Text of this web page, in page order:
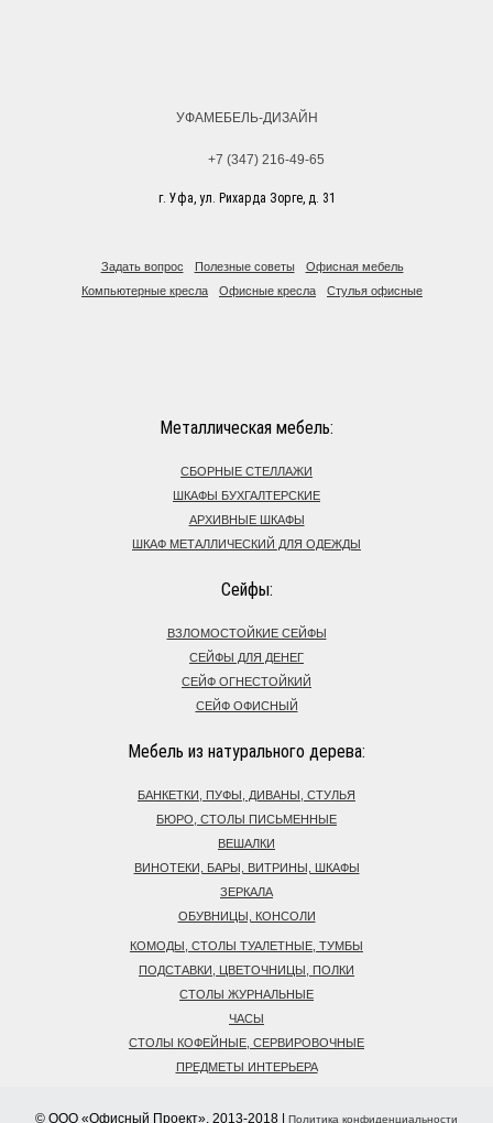
УФАМЕБЕЛЬ-ДИЗАЙН
+7 (347) 216-49-65
г. Уфа, ул. Рихарда Зорге, д. 31
Задать вопрос Полезные советы
Офисная мебель
Компьютерные кресла
Офисные кресла Стулья офисные
Металлическая мебель:
СБОРНЫЕ СТЕЛЛАЖИ
ШКАФЫ БУХГАЛТЕРСКИЕ
АРХИВНЫЕ ШКАФЫ
ШКАФ МЕТАЛЛИЧЕСКИЙ ДЛЯ ОДЕЖДЫ
Сейфы:
ВЗЛОМОСТОЙКИЕ СЕЙФЫ
СЕЙФЫ ДЛЯ ДЕНЕГ
СЕЙФ ОГНЕСТОЙКИЙ
СЕЙФ ОФИСНЫЙ
Мебель из натурального дерева:
БАНКЕТКИ, ПУФЫ, ДИВАНЫ, СТУЛЬЯ
БЮРО, СТОЛЫ ПИСЬМЕННЫЕ
ВЕШАЛКИ
ВИНОТЕКИ, БАРЫ, ВИТРИНЫ, ШКАФЫ
ЗЕРКАЛА
ОБУВНИЦЫ, КОНСОЛИ
КОМОДЫ, СТОЛЫ ТУАЛЕТНЫЕ, ТУМБЫ
ПОДСТАВКИ, ЦВЕТОЧНИЦЫ, ПОЛКИ
СТОЛЫ ЖУРНАЛЬНЫЕ
ЧАСЫ
СТОЛЫ КОФЕЙНЫЕ, СЕРВИРОВОЧНЫЕ
ПРЕДМЕТЫ ИНТЕРЬЕРА
© ООО «Офисный Проект», 2013-2018 | Политика конфиденциальности